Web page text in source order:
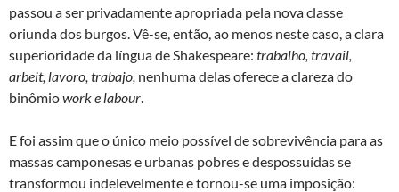
passou a ser privadamente apropriada pela nova classe
oriunda dos burgos. Vê-se, então, ao menos neste caso, a clara
superioridade da língua de Shakespeare: trabalho, travail,
arbeit, lavoro, trabajo, nenhuma delas oferece a clareza do
binômiowork e labour.
E foi assim que o único meio possível de sobrevivência para as
massas camponesas e urbanas pobres e despossuídas se
transformou indelevelmente e tornou-se uma imposição: